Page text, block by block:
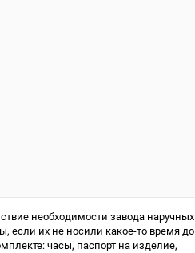
необходимости завода наручных
если их не носили какое-то время до
часы, паспорт на изделие,